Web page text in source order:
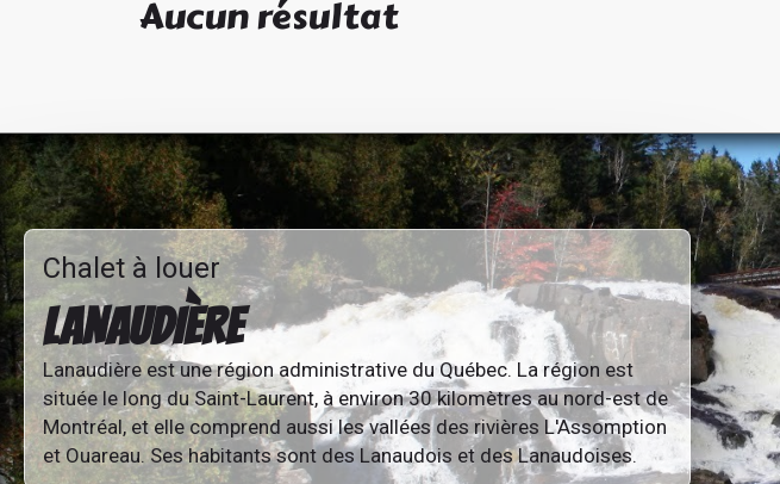
Aucun résultat
Chalet à louer
LANAUDIÈRE
Lanaudière est une région administrative du Québec. La région est
située le long du Saint-Laurent, à environ 30 kilomètres au nord-est de
Montréal, et elle comprend aussi les vallées des rivières L'Assomption
et Ouareau. Ses habitants sont des Lanaudois et des Lanaudoises.